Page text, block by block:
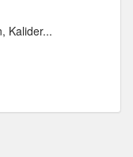
Kalider...